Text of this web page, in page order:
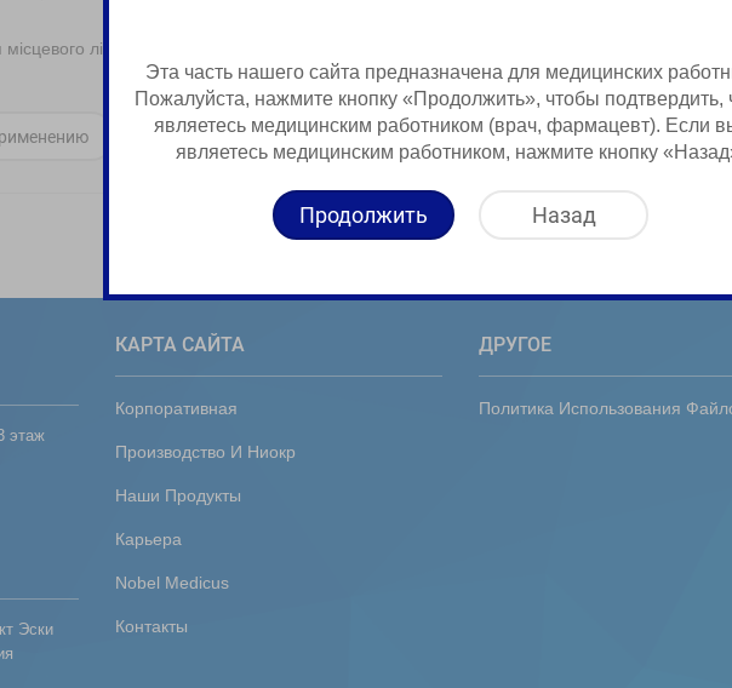
місцевого лікування грибкових захворювань
Краткая Информация о Продукции
этаж
Эски
КАРТА САЙТА
Корпоративная
Производство И Ниокр
Наши Продукты
Карьера
Nobel Medicus
Контакты
ДРУГОЕ
Политика Использования
Эта часть нашего сайта предназначена для медицинских
Пожалуйста, нажмите кнопку «Продолжить», чтобы подтвердить,
являетесь медицинским работником (врач, фармацевт). Если
являетесь медицинским работником, нажмите кнопку
Продолжить Назад